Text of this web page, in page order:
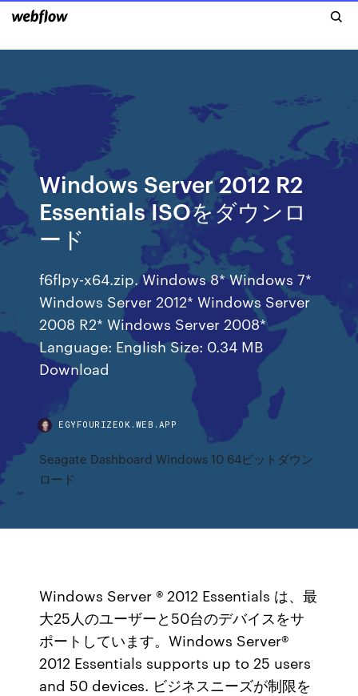
Windows Server 2012 R2
Essentials ISOをダウンロ
ード
f6flpy-x64.zip. Windows 8* Windows 7*
Windows Server 2012* Windows Server
2008 R2* Windows Server 2008*
Language: English Size: 0.34 MB
Download
EGYFOURIZEOK.WEB.APP
Seagate Dashboard Windows 10 64ビットダウン
ロード
Windows Server ® 2012 Essentials は、最
大25人のユーザーと50台のデバイスをサ
ポートしています。Windows Server®
2012 Essentials supports up to 25 users
and 50 devices. ビジネスニーズが制限を